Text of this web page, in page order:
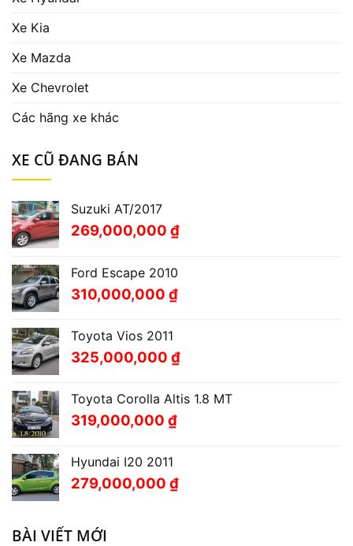
Xe Kia
Xe Mazda
Xe Chevrolet
Các hãng xe khác
XE CŨ ĐANG BÁN
Suzuki AT/2017
269,000,000 ₫
Ford Escape 2010
310,000,000 ₫
Toyota Vios 2011
325,000,000 ₫
Toyota Corolla Altis 1.8 MT
319,000,000 ₫
Hyundai I20 2011
279,000,000 ₫
BÀI VIẾT MỚI